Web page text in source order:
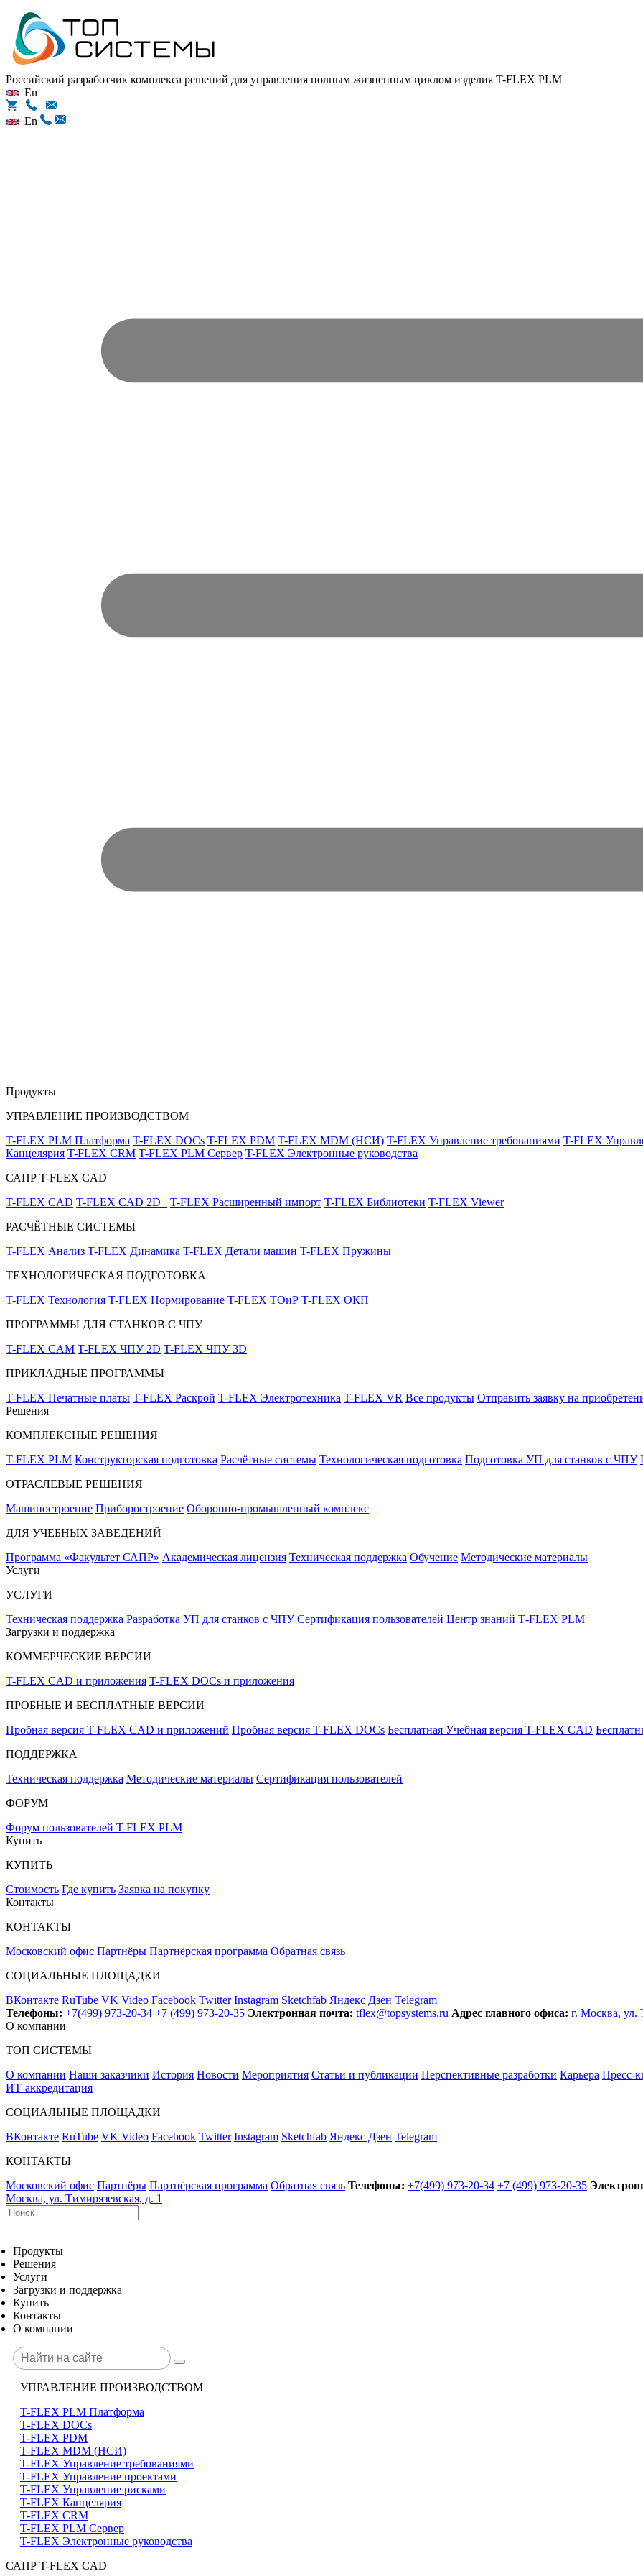
Российский разработчик комплекса решений для управления полным жизненным циклом изделия T-FLEX PLM
En
En
Продукты
УПРАВЛЕНИЕ ПРОИЗВОДСТВОМ
T-FLEX PLM Платформа T-FLEX DOCs T-FLEX PDM T-FLEX MDM (НСИ) T-FLEX Управление требованиями T-FLEX
Канцелярия T-FLEX CRM T-FLEX PLM Сервер T-FLEX Электронные руководства
САПР T-FLEX CAD
T-FLEX CAD T-FLEX CAD 2D+ T-FLEX Расширенный импорт T-FLEX Библиотеки T-FLEX Viewer
РАСЧЁТНЫЕ СИСТЕМЫ
T-FLEX Анализ T-FLEX Динамика T-FLEX Детали машин T-FLEX Пружины
ТЕХНОЛОГИЧЕСКАЯ ПОДГОТОВКА
T-FLEX Технология T-FLEX Нормирование T-FLEX ТОиР T-FLEX ОКП
ПРОГРАММЫ ДЛЯ СТАНКОВ С ЧПУ
T-FLEX CAM T-FLEX ЧПУ 2D T-FLEX ЧПУ 3D
ПРИКЛАДНЫЕ ПРОГРАММЫ
T-FLEX Печатные платы T-FLEX Раскрой T-FLEX Электротехника T-FLEX VR Все продукты Отправить заявку на
Решения
КОМПЛЕКСНЫЕ РЕШЕНИЯ
T-FLEX PLM Конструкторская подготовка Расчётные системы Технологическая подготовка Подготовка УП для станков с ЧПУ
ОТРАСЛЕВЫЕ РЕШЕНИЯ
Машиностроение Приборостроение Оборонно-промышленный комплекс
ДЛЯ УЧЕБНЫХ ЗАВЕДЕНИЙ
Программа «Факультет САПР» Академическая лицензия Техническая поддержка Обучение Методические материалы
Услуги
УСЛУГИ
Техническая поддержка Разработка УП для станков с ЧПУ Сертификация пользователей Центр знаний T‑FLEX PLM
Загрузки и поддержка
КОММЕРЧЕСКИЕ ВЕРСИИ
T-FLEX CAD и приложения T-FLEX DOCs и приложения
ПРОБНЫЕ И БЕСПЛАТНЫЕ ВЕРСИИ
Пробная версия T-FLEX CAD и приложений Пробная версия T-FLEX DOCs Бесплатная Учебная версия T-FLEX CAD
ПОДДЕРЖКА
Техническая поддержка Методические материалы Сертификация пользователей
ФОРУМ
Форум пользователей T-FLEX PLM
Купить
КУПИТЬ
Стоимость Где купить Заявка на покупку
Контакты
КОНТАКТЫ
Московский офис Партнёры Партнёрская программа Обратная связь
СОЦИАЛЬНЫЕ ПЛОЩАДКИ
ВКонтакте RuTube VK Video Facebook Twitter Instagram Sketchfab Яндекс Дзен Telegram
Телефоны: +7(499) 973-20-34 +7 (499) 973-20-35 Электронная почта: tflex@topsystems.ru Адрес главного офиса: г. Москва, ул.
О компании
ТОП СИСТЕМЫ
О компании Наши заказчики История Новости Мероприятия Статьи и публикации Перспективные разработки Карьера Пресс-
ИТ-аккредитация
СОЦИАЛЬНЫЕ ПЛОЩАДКИ
ВКонтакте RuTube VK Video Facebook Twitter Instagram Sketchfab Яндекс Дзен Telegram
КОНТАКТЫ
Московский офис Партнёры Партнёрская программа Обратная связь Телефоны: +7(499) 973-20-34 +7 (499) 973-20-35
Москва, ул. Тимирязевская, д. 1
Продукты
Решения
Услуги
Загрузки и поддержка
Купить
Контакты
О компании
УПРАВЛЕНИЕ ПРОИЗВОДСТВОМ
T-FLEX PLM Платформа
T-FLEX DOCs
T-FLEX PDM
T-FLEX MDM (НСИ)
T-FLEX Управление требованиями
T-FLEX Управление проектами
T-FLEX Управление рисками
T-FLEX Канцелярия
T-FLEX CRM
T-FLEX PLM Сервер
T-FLEX Электронные руководства
САПР T-FLEX CAD